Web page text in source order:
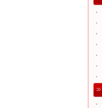
‧
‧
‧
‧
‧
‧
‧
‧